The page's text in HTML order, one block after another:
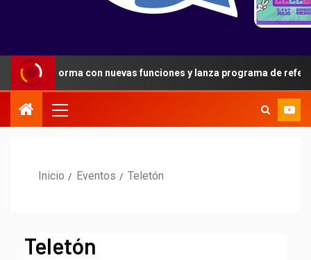
con nuevas funciones y lanza programa de referidos para
Inicio Eventos Teletón
Teletón